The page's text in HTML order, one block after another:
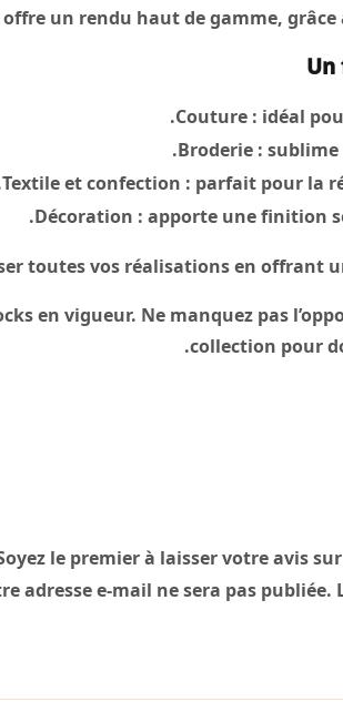
un rendu haut de gamme,
Un
Couture : idéal
Broderie : sublime
Textile et confection : parfait pour la
Décoration : apporte une finition
toutes vos réalisations en offrant
en vigueur. Ne manquez pas
collection pour
le premier à laisser votre avis sur
adresse e-mail ne sera pas publiée.